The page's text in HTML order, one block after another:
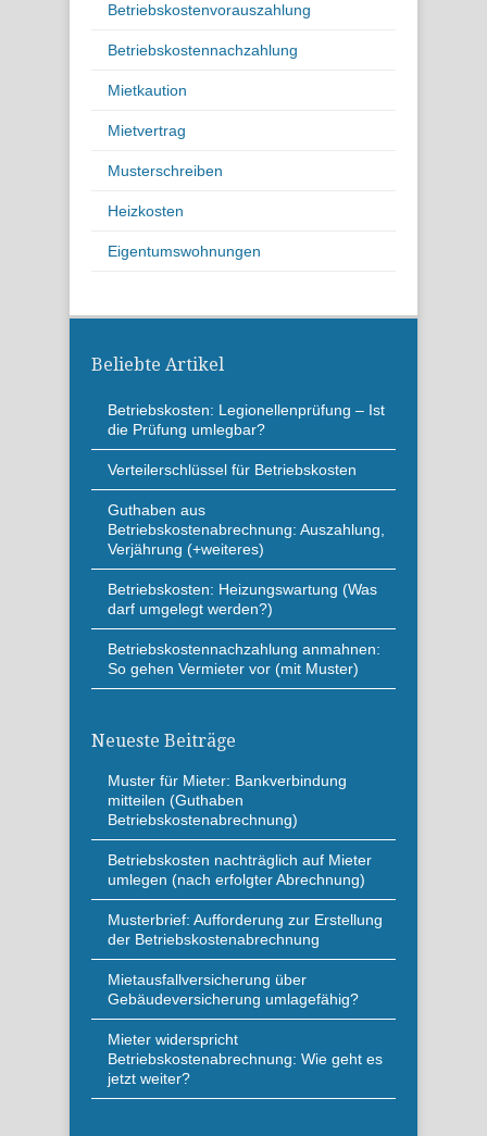
Betriebskostenvorauszahlung
Betriebskostennachzahlung
Mietkaution
Mietvertrag
Musterschreiben
Heizkosten
Eigentumswohnungen
Beliebte Artikel
Betriebskosten: Legionellenprüfung – Ist
die Prüfung umlegbar?
Verteilerschlüssel für Betriebskosten
Guthaben aus
Betriebskostenabrechnung: Auszahlung,
Verjährung (+weiteres)
Betriebskosten: Heizungswartung (Was
darf umgelegt werden?)
Betriebskostennachzahlung anmahnen:
So gehen Vermieter vor (mit Muster)
Neueste Beiträge
Muster für Mieter: Bankverbindung
mitteilen (Guthaben
Betriebskostenabrechnung)
Betriebskosten nachträglich auf Mieter
umlegen (nach erfolgter Abrechnung)
Musterbrief: Aufforderung zur Erstellung
der Betriebskostenabrechnung
Mietausfallversicherung über
Gebäudeversicherung umlagefähig?
Mieter widerspricht
Betriebskostenabrechnung: Wie geht es
jetzt weiter?